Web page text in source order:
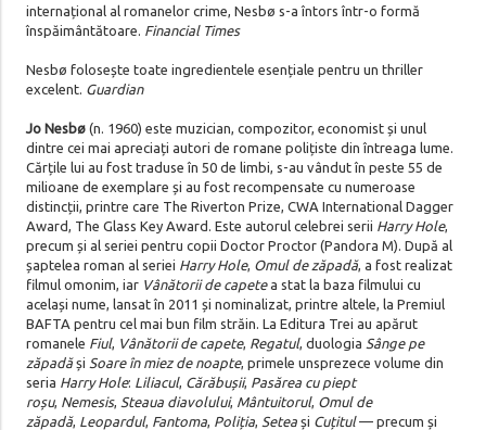
internațional al romanelor crime, Nesbø s-a întors într-o formă
înspăimântătoare. Financial Times
Nesbø folosește toate ingredientele esențiale pentru un thriller
excelent. Guardian
Jo Nesbø(n. 1960) este muzician, compozitor, economist și unul
dintre cei mai apreciați autori de romane polițiste din întreaga lume.
Cărțile lui au fost traduse în 50 de limbi, s-au vândut în peste 55 de
milioane de exemplare și au fost recompensate cu numeroase
distincții, printre care The Riverton Prize, CWA International Dagger
Award, The Glass Key Award. Este autorul celebrei serii Harry Hole,
precum și al seriei pentru copii Doctor Proctor (Pandora M). După al
șaptelea roman al seriei Harry Hole, Omul de zăpadă, a fost realizat
filmul omonim, iar Vânătorii de capete a stat la baza filmului cu
același nume, lansat în 2011 și nominalizat, printre altele, la Premiul
BAFTA pentru cel mai bun film străin. La Editura Trei au apărut
romanele Fiul, Vânătorii de capete, Regatul, duologia Sânge pe
zăpadăși Soare în miez de noapte, primele unsprezece volume din
seria Harry Hole: Liliacul, Cărăbușii, Pasărea cu piept
roșu, Nemesis, Steaua diavolului, Mântuitorul, Omul de
zăpadă, Leopardul, Fantoma, Poliția, Seteași Cuțitul— precum și